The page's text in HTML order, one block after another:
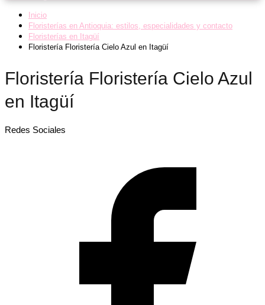
Inicio
Floristerías en Antioquia: estilos, especialidades y contacto
Floristerías en Itagüí
Floristería Floristería Cielo Azul en Itagüí
Floristería Floristería Cielo Azul
en Itagüí
Redes Sociales